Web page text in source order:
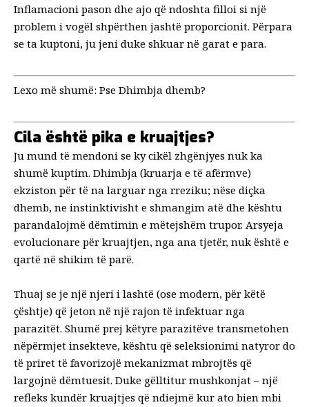
Inflamacioni pason dhe ajo që ndoshta filloi si një
problem i vogël shpërthen jashtë proporcionit. Përpara
se ta kuptoni, ju jeni duke shkuar në garat e para.
Lexo më shumë: Pse Dhimbja dhemb?
Cila është pika e kruajtjes?
Ju mund të mendoni se ky cikël zhgënjyes nuk ka
shumë kuptim. Dhimbja (kruarja e të afërmve)
ekziston për të na larguar nga rreziku; nëse diçka
dhemb, ne instinktivisht e shmangim atë dhe kështu
parandalojmë dëmtimin e mëtejshëm trupor. Arsyeja
evolucionare për kruajtjen, nga ana tjetër, nuk është e
qartë në shikim të parë.
Thuaj se je një njeri i lashtë (ose modern, për këtë
çështje) që jeton në një rajon të infektuar nga
parazitët. Shumë prej këtyre parazitëve transmetohen
nëpërmjet insekteve, kështu që seleksionimi natyror do
të priret të favorizojë mekanizmat mbrojtës që
largojnë dëmtuesit. Duke gëlltitur mushkonjat – një
refleks kundër kruajtjes që ndiejmë kur ato bien mbi